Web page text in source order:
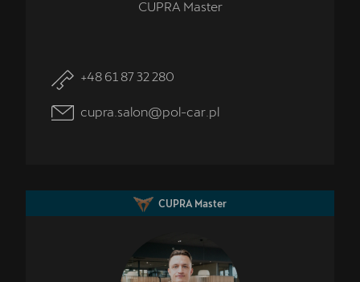
Skorzystaj z usług najlepszego serwis CUPRA w Polsce -
CUPRA Studio Poznań - Suchy Las.
CUPRA Master
+48 61 87 32 280
cupra.salon@pol-car.pl
CUPRA Master